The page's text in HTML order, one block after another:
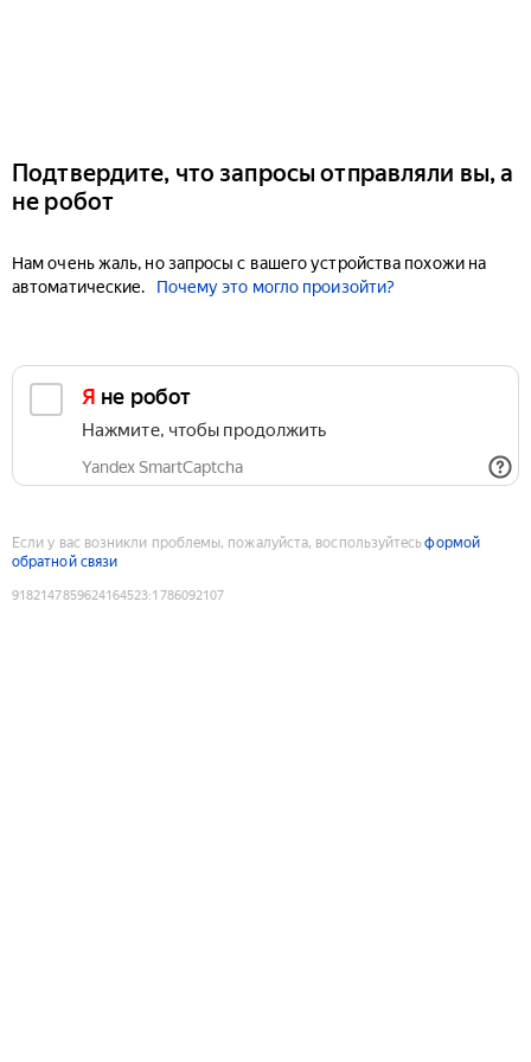
Подтвердите, что запросы отправляли вы, а
не робот
Нам очень жаль, но запросы с вашего устройства похожи на
автоматические.
Почему это могло произойти?
Я не робот
Нажмите, чтобы продолжить
Yandex SmartCaptcha
Если у вас возникли проблемы, пожалуйста, воспользуйтесьформой
обратной связи
9182147859624164523:1786092107